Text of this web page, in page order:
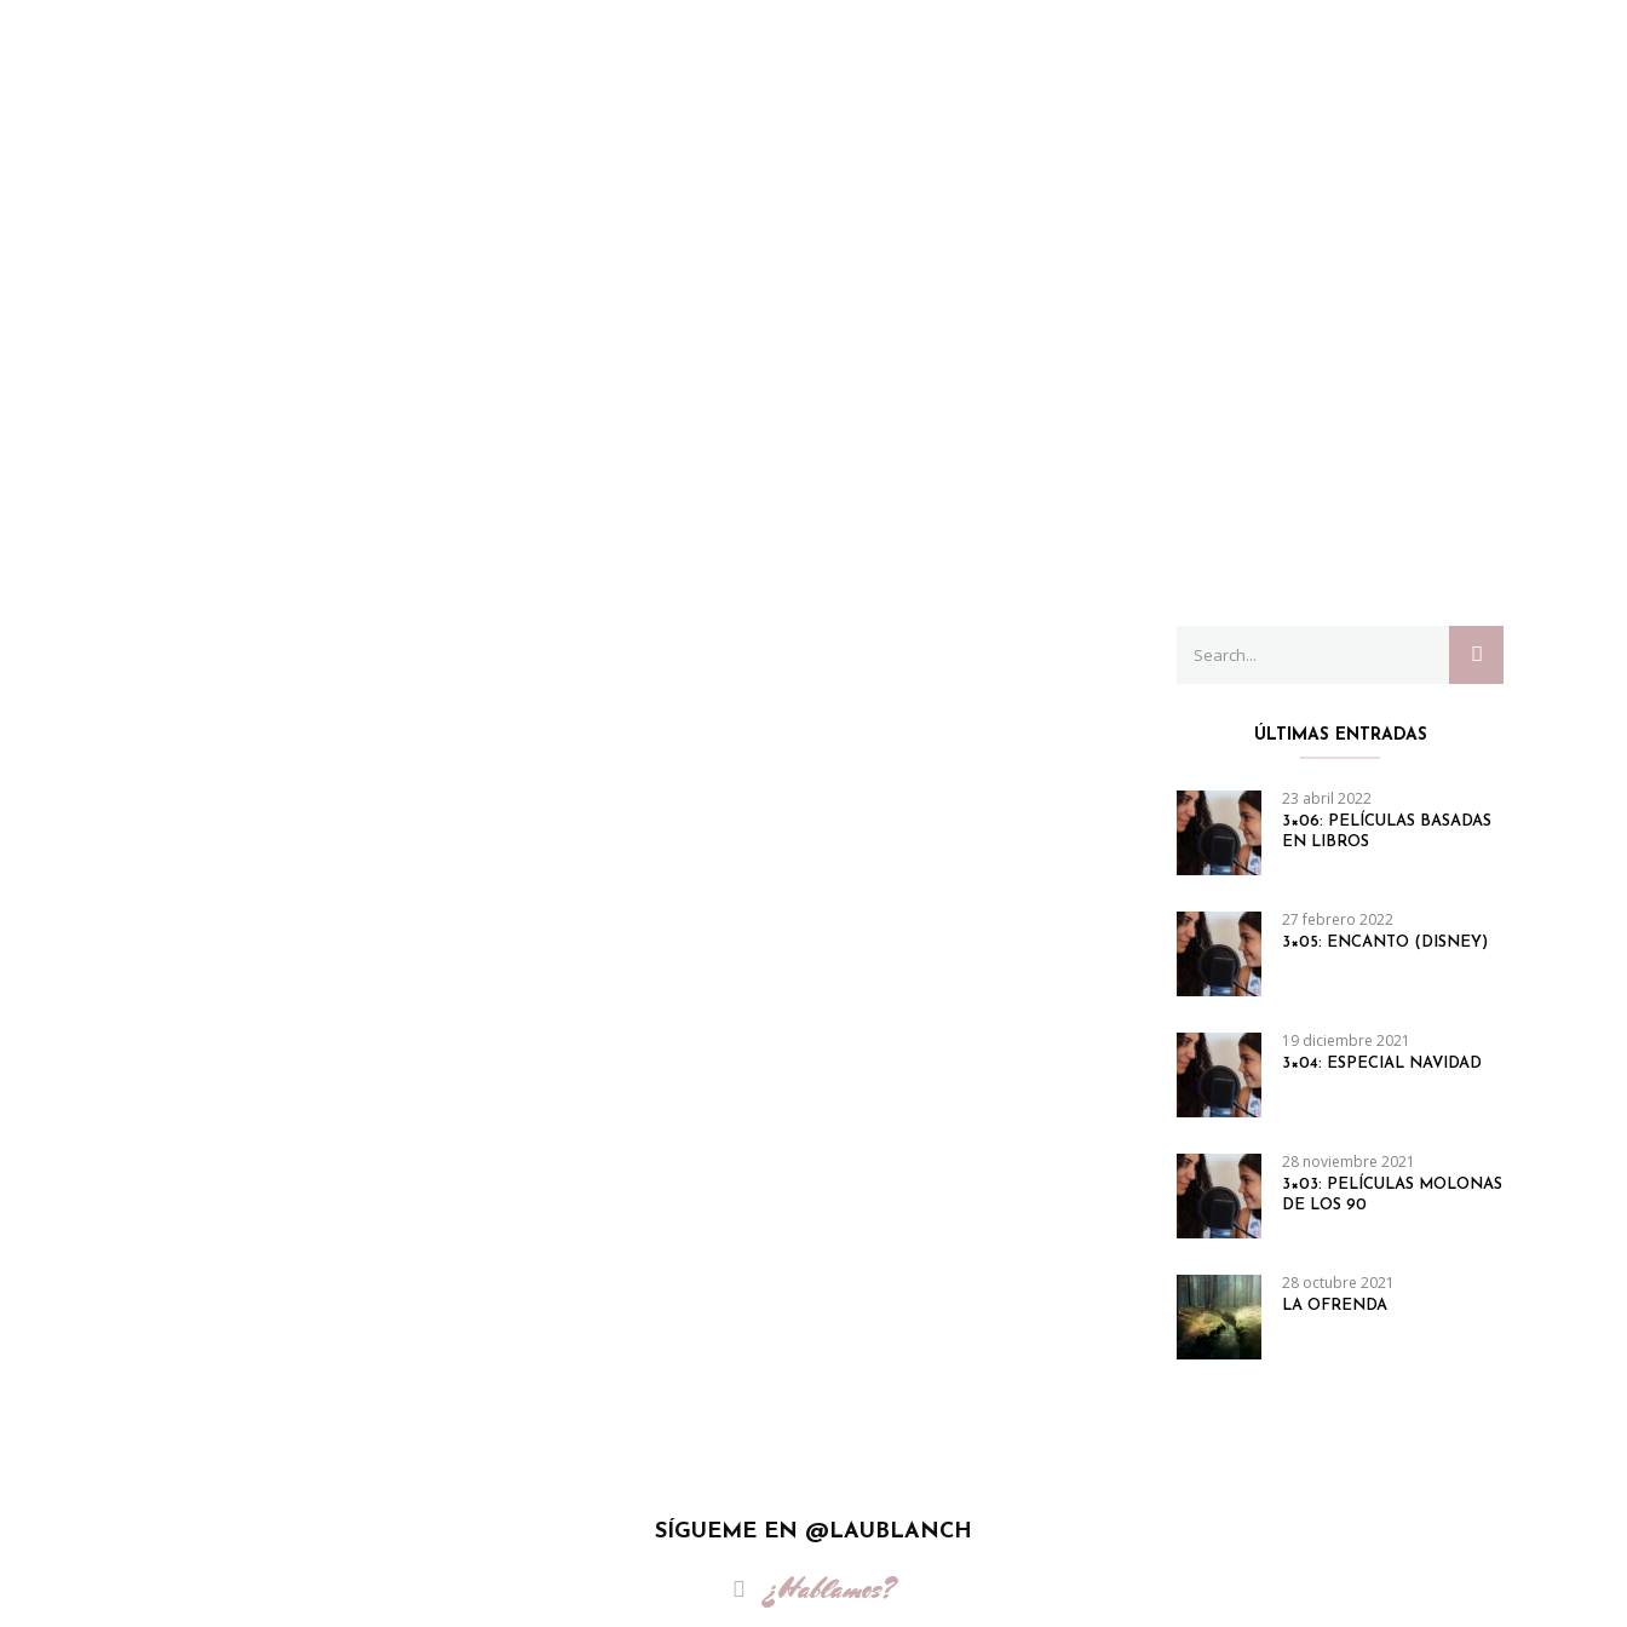
for:
SEARCH
ÚLTIMAS ENTRADAS
23 abril 2022
3×06: PELÍCULAS BASADAS
EN LIBROS
27 febrero 2022
3×05: ENCANTO (DISNEY)
19 diciembre 2021
3×04: ESPECIAL NAVIDAD
28 noviembre 2021
3×03: PELÍCULAS MOLONAS
DE LOS 90
28 octubre 2021
LA OFRENDA
SÍGUEME EN @LAUBLANCH
¿Hablamos?